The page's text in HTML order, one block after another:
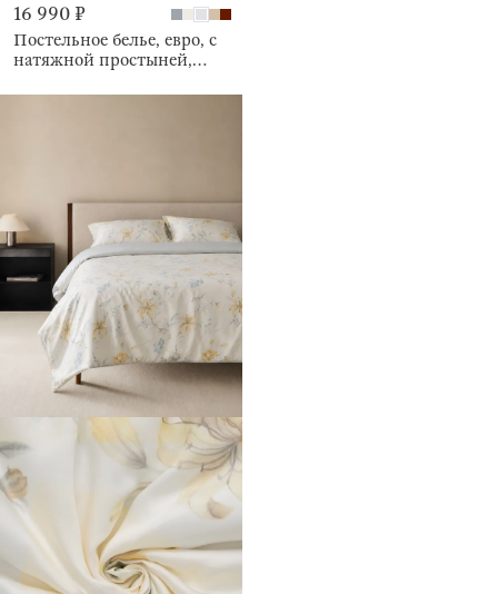
16 990 ₽
Постельное белье, евро, с
натяжной простыней,